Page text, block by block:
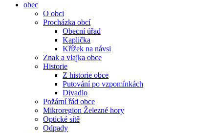
obec
O obci
Procházka obcí
Obecní úřad
Kaplička
Křížek na návsi
Znak a vlajka obce
Historie
Z historie obce
Putování po vzpomínkách
Divadlo
Požární řád obce
Mikroregion Železné hory
Optické sítě
Odpady